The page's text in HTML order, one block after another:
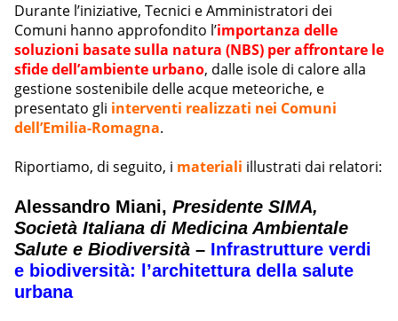
Durante l’iniziative, Tecnici e Amministratori dei
Comuni hanno approfondito l’importanza delle
soluzioni basate sulla natura (NBS) per affrontare le
sfide dell’ambiente urbano, dalle isole di calore alla
gestione sostenibile delle acque meteoriche, e
presentato gli interventi realizzati nei Comuni
dell’Emilia-Romagna.
Riportiamo, di seguito, i materiali illustrati dai relatori:
Alessandro Miani, Presidente SIMA,
Società Italiana di Medicina Ambientale
Salute e Biodiversità – Infrastrutture verdi
e biodiversità: l’architettura della salute
urbana